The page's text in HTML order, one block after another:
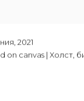
, 2021
on canvas | Холст,